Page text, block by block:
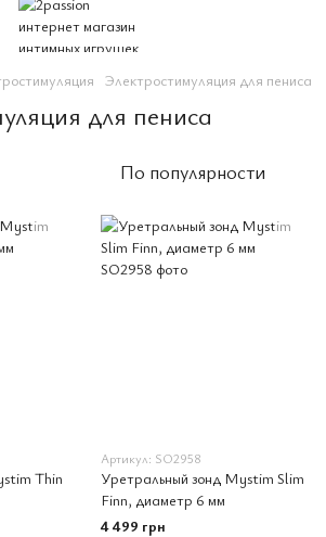
Электростимуляция для пениса
для пениса
По популярности
Thin
Артикул: SO2958
Уретральный зонд Mystim Slim
Finn, диаметр 6 мм
4 499 грн